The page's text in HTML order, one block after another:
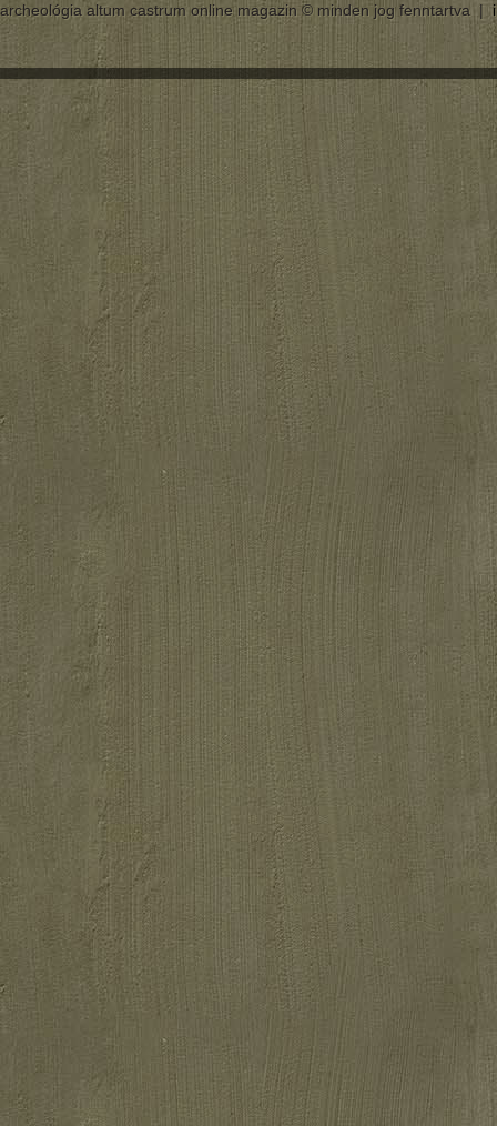
archeológia altum castrum online magazin © minden jog fenntartva |